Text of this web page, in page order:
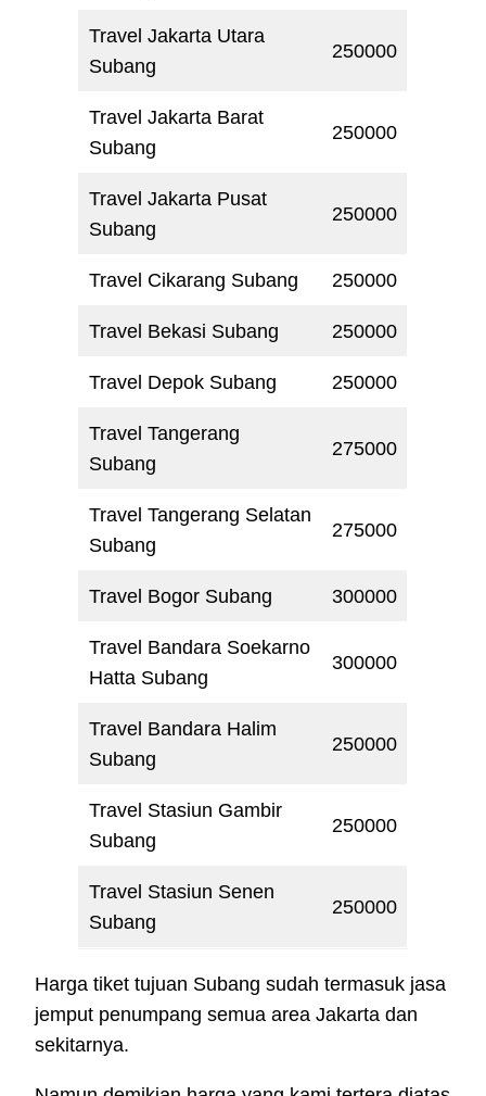
Travel Jakarta Utara
Subang
250000
Travel Jakarta Barat
Subang
250000
Travel Jakarta Pusat
Subang
250000
Travel Cikarang Subang 250000
Travel Bekasi Subang 250000
Travel Depok Subang 250000
Travel Tangerang
Subang
275000
Travel Tangerang Selatan
Subang
275000
Travel Bogor Subang 300000
Travel Bandara Soekarno
Hatta Subang
300000
Travel Bandara Halim
Subang
250000
Travel Stasiun Gambir
Subang
250000
Travel Stasiun Senen
Subang
250000
Harga tiket tujuan Subang sudah termasuk jasa
jemput penumpang semua area Jakarta dan
sekitarnya.